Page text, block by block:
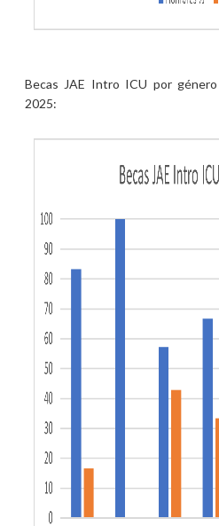
Becas JAE Intro ICU por
2025: